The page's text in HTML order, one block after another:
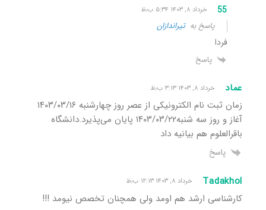
55 خرداد ۸, ۱۴۰۳ ۵:۳۴ ب٫ظ
پاسخ بهتیراندازان
فردا
پاسخ
عماد خرداد ۸, ۱۴۰۳ ۳:۱۳ ب٫ظ
زمان ثبت نام الکترونیکی از عصر روز چهارشنبه ۱۴۰۳/۰۳/۱۶
آغاز و روز سه شنبه۱۴۰۳/۰۳/۲۲ پایان می‌پذیرد.دانشگاه
باقرالعلوم هم بیانیه داد
پاسخ
Tadakhol خرداد ۸, ۱۴۰۳ ۱۲:۱۳ ب٫ظ
کارشناسی ارشد هم اومد ولی همچنان تخصص نیومد !!!